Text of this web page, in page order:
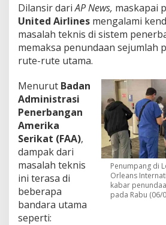
Dilansir dariAP News, maskapai
United Airlines mengalami
masalah teknis di sistem
memaksa penundaan sejumlah
rute-rute utama.
Penumpang di
Orleans
kabar
pada Rabu (06/
Menurut Badan
Administrasi
Penerbangan
Amerika
Serikat (FAA),
dampak dari
masalah teknis
ini terasa di
beberapa
bandara utama
seperti: